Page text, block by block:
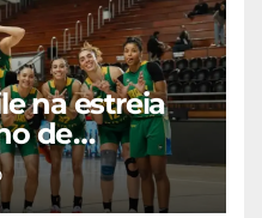
na estreia
de